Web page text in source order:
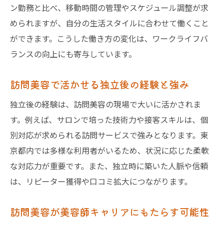
ン勤務と比べ、移動時間の管理やスケジュール調整が求
められますが、自分の生活スタイルに合わせて働くこと
ができます。こうした働き方の変化は、ワークライフバ
ランスの向上にも寄与しています。
訪問美容で活かせる独立後の経験と強み
独立後の経験は、訪問美容の現場で大いに活かされま
す。例えば、サロンで培った技術力や接客スキルは、個
別対応が求められる訪問サービスで強みとなります。東
京都内では多様な利用者がいるため、状況に応じた柔軟
な対応力が重要です。また、独立時に築いた人脈や信頼
は、リピーター獲得や口コミ拡大につながります。
訪問美容が美容師キャリアにもたらす可能性